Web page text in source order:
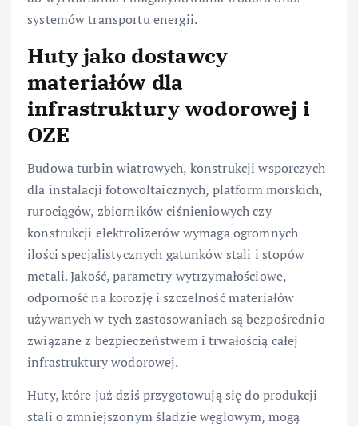
systemów transportu energii.
Huty jako dostawcy
materiałów dla
infrastruktury wodorowej i
OZE
Budowa turbin wiatrowych, konstrukcji wsporczych
dla instalacji fotowoltaicznych, platform morskich,
rurociągów, zbiorników ciśnieniowych czy
konstrukcji elektrolizerów wymaga ogromnych
ilości specjalistycznych gatunków stali i stopów
metali. Jakość, parametry wytrzymałościowe,
odporność na korozję i szczelność materiałów
używanych w tych zastosowaniach są bezpośrednio
związane z bezpieczeństwem i trwałością całej
infrastruktury wodorowej.
Huty, które już dziś przygotowują się do produkcji
stali o zmniejszonym śladzie węglowym, mogą